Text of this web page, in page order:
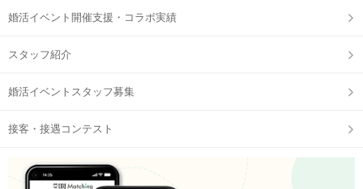
婚活イベント開催支援・コラボ実績
スタッフ紹介
婚活イベントスタッフ募集
接客・接遇コンテスト